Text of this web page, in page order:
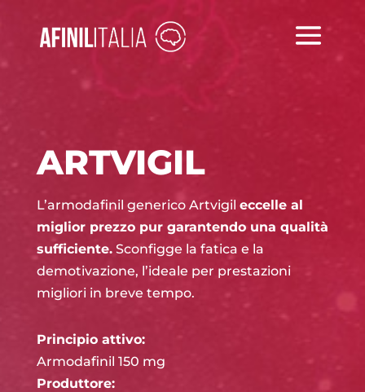
ARTVIGIL
L’armodafinil generico Artvigil eccelle al
miglior prezzo pur garantendo una qualità
sufficiente.Sconfigge la fatica e la
demotivazione, l’ideale per prestazioni
migliori in breve tempo.
Principio attivo:
Armodafinil 150 mg
Produttore: